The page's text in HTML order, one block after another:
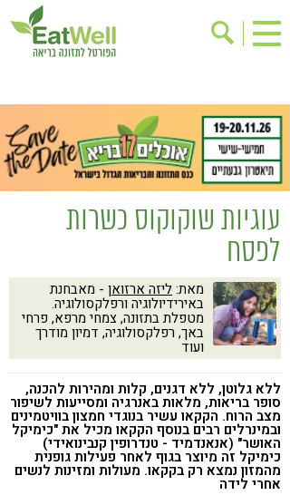
בישול בריא
אינדקס עסקים
ריפוי ומניעת מחלות
בריאות האישה
תוספי תזונה
מתכוני בריאות
אירועים
שינוי תזונתי
גישות בתזונה
ניקוי רעלים
מזונות על
ילדים
תזונה וספורט
הפרעות קשב & ריכוז
אכילה רגשית
רגישות לגלוטן
טעים להכיר
קורונה
טבעונות
עוגיות שוקוקוס כשרות
לפסח
מאת:ליזה ארזואן - מאבחנת
באירידיולוגיה ורפלקסולוגיה.
מטפלת בתזונה, צמחי מרפא, פרחי
באך, רפלקסולוגיה, דמיון מודרך
ועוד
ללא גלוטן, ללא דגנים, קלות ומהירות להכנה,
סופר בריאות, מלאות באנרגיה ומסייעות לשיפור
מצב הרוח. הקקאו עשיר בנוגדי חמצון בוויטמינים
ובמינרלים רבים בנוסף הקקאו מכיל את "כימיקל
האושר" (אנאנדמיד - טנדרופין קנבינואידי)
כימיקל זה מיוצר בגוף לאחר פעילות גופנית
מהמזון נמצא רק בקקאו. מעולות ומזינות לנשים
אחרי לידה